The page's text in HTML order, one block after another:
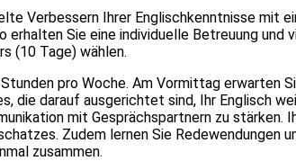
Verbessern Ihrer Englischkenntnisse mit
erhalten Sie eine individuelle Betreuung
(10 Tage) wählen.
pro Woche. Am Vormittag erwarten
die darauf ausgerichtet sind, Ihr Englisch
mit Gesprächspartnern zu
Zudem lernen Sie
zusammen.